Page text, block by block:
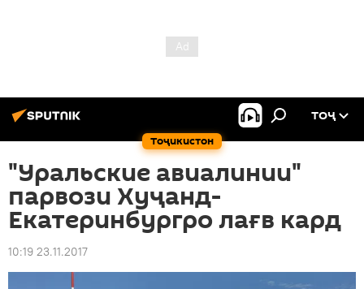
Тоҷикистон
ТОҶ
"Уральские авиалинии"
парвози Хуҷанд-
Екатеринбургро лағв кард
10:19 23.11.2017